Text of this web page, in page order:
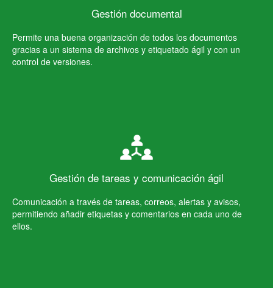
Gestión documental
Permite una buena organización de todos los documentos
gracias a un sistema de archivos y etiquetado ágil y con un
control de versiones.
Gestión de tareas y comunicación ágil
Comunicación a través de tareas, correos, alertas y avisos,
permitiendo añadir etiquetas y comentarios en cada uno de
ellos.